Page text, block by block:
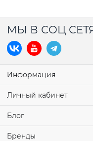
МЫ В СОЦ
Информация
Личный кабинет
Блог
Бренды